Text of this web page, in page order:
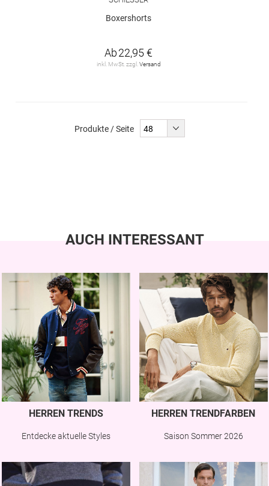
Boxershorts
Ab22,95 €
inkl. MwSt. zzgl. Versand
Produkte / Seite
AUCH INTERESSANT
HERREN TRENDS
Entdecke aktuelle Styles
HERREN TRENDFARBEN
Saison Sommer 2026